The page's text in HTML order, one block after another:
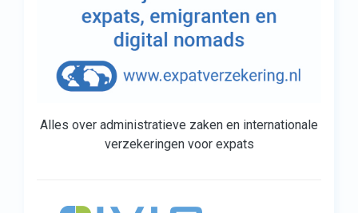
Alles over administratieve zaken en internationale
verzekeringen voor expats